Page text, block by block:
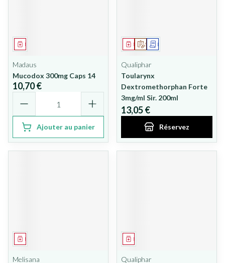
Médicament
Madaus
Mucodox 300mg Caps 14
10,70 €
Ajouter au panier
Sur prescription
MédicamentDemande écrite
Qualiphar
Toularynx
Dextromethorphan Forte
3mg/ml Sir. 200ml
13,05 €
Réservez
Médicament
Melisana
Médicament
Qualiphar